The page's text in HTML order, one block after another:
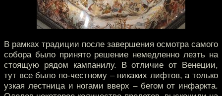
В рамках традиции после завершения осмотра самого
собора было принято решение немедленно лезть на
стоящую рядом кампанилу. В отличие от Венеции,
тут все было по-честному – никаких лифтов, а только
узкая лестница и ногами вверх – бегом от инфаркта.